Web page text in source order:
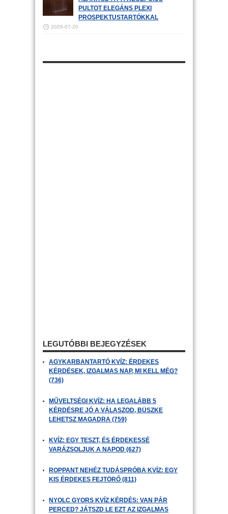
PULTOT ELEGÁNS PLEXI
PROSPEKTUSTARTÓKKAL
2026-07-20
LEGUTÓBBI BEJEGYZÉSEK
AGYKARBANTARTÓ KVÍZ: ÉRDEKES
KÉRDÉSEK, IZGALMAS NAP, MI KELL MÉG?
(736)
MŰVELTSÉGI KVÍZ: HA LEGALÁBB 5
KÉRDÉSRE JÓ A VÁLASZOD, BÜSZKE
LEHETSZ MAGADRA (759)
KVÍZ: EGY TESZT, ÉS ÉRDEKESSÉ
VARÁZSOLJUK A NAPOD (627)
ROPPANT NEHÉZ TUDÁSPRÓBA KVÍZ: EGY
KIS ÉRDEKES FEJTÖRŐ (811)
NYOLC GYORS KVÍZ KÉRDÉS: VAN PÁR
PERCED? JÁTSZD LE EZT AZ IZGALMAS